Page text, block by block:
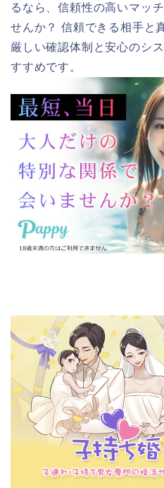
るなら、信頼性の高いマッ
せんか？ 信頼できる相手と
厳しい確認体制と安心のシ
すすめです。